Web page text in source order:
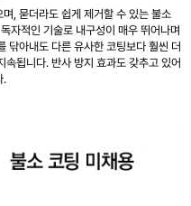
, 묻더라도 쉽게 제거할 수 있는 불소
자적인 기술로 내구성이 매우 뛰어나며
닦아내도 다른 유사한 코팅보다 훨씬 더
됩니다. 반사 방지 효과도 갖추고 있어
.